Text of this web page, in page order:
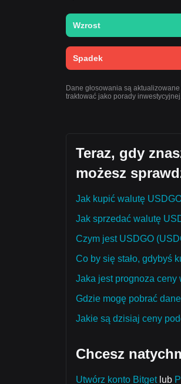
Wzrost
Spadek
Dane głosowania są
traktować jako porady
Teraz, gdy
możesz
Jak kupić walutę
Jak sprzedać walutę
Czym jest USDGO
Co by się stało, gdybyś
Jaka jest prognoza ceny
Gdzie mogę pobrać
Jakie są dzisiaj ceny
Chcesz
Utwórz konto Bitgetlub